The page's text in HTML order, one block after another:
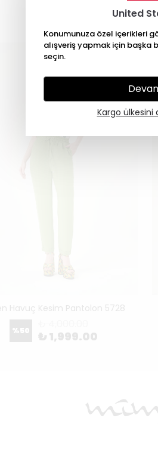
United
Konumunuza özel içerikleri
alışveriş yapmak için başka
seçin.
Kargo ülkesini
Kategori
Havuç Kesim Pantolon 5728
%50 ₺ 1,999.00